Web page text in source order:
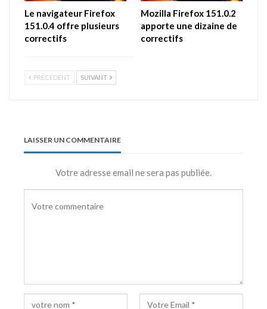
Le navigateur Firefox
151.0.4 offre plusieurs
correctifs
Mozilla Firefox 151.0.2
apporte une dizaine de
correctifs
PRÉCÉDENT SUIVANT
LAISSER UN COMMENTAIRE
Votre adresse email ne sera pas publiée.